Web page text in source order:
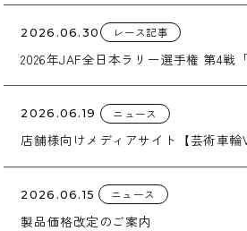
2026.06.30 レース記事
2026年JAF全日本ラリー選手権 第4戦
2026.06.19 ニュース
店舗様向けメディアサイト【芸術車輪
2026.06.15 ニュース
製品価格改定のご案内